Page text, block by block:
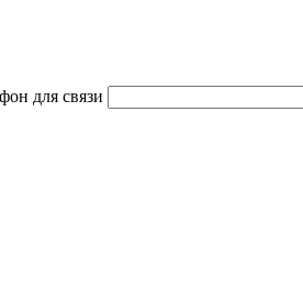
для связи